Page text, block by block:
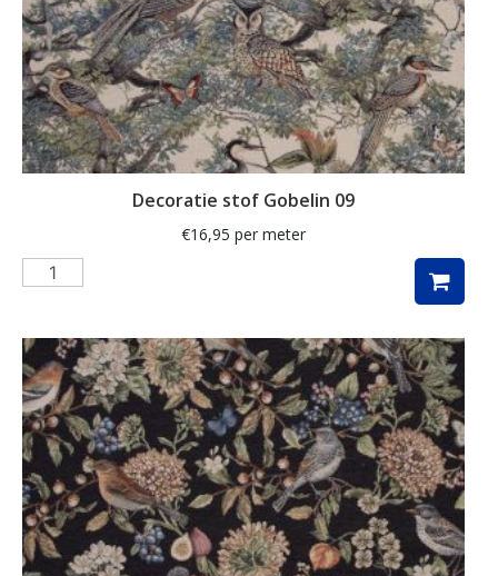
herten
hertje
hijskraan
hollands
huizen
ijsbeer
indoor
kaart
kabouter
kamille
kat
Decoratie stof Gobelin 09
€16,95 per meter